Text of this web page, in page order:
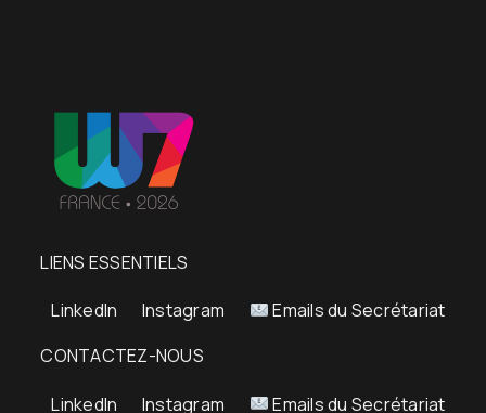
LIENS ESSENTIELS
LinkedIn Instagram
Emails du Secrétariat
CONTACTEZ-NOUS
LinkedIn Instagram Emails du Secrétariat